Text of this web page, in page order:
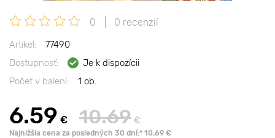
0 0 recenzií
Artikel:
77490
Dostupnosť:
Je k dispozícii
Počet v balení:
1 ob.
6.59 € 10.69 €
Najnižšia cena za posledných 30 dní:* 10.69 €